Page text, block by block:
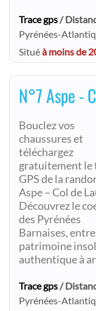
Trace gps/
Pyrénées-
Situéà moins de
N°7 Aspe -
Bouclez vos
chaussures et
téléchargez
gratuitement le
GPS de la
Aspe – Col de
Découvrez le
des Pyrénées
Barnaises,
patrimoine
authentique à
Trace gps/
Pyrénées-